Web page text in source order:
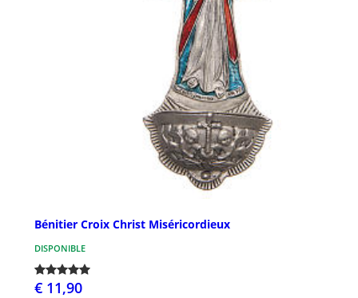
Bénitier Croix Christ Miséricordieux
DISPONIBLE
€ 11,90